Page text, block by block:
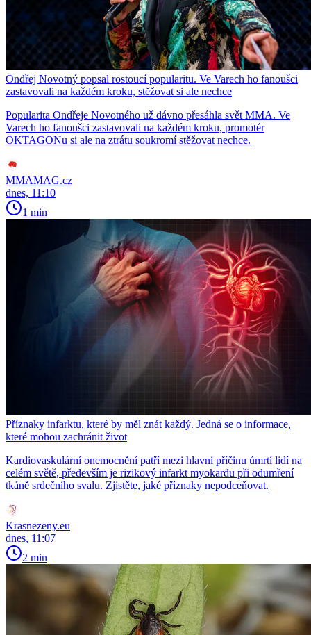
Ondřej Novotný popsal rostoucí popularitu. Ve Varech ho fanoušci
zastavovali na každém kroku, stěžovat si ale nechce
Popularita Ondřeje Novotného už dávno přesáhla svět MMA. Ve
Varech ho fanoušci zastavovali na každém kroku, promotér
OKTAGONu si ale na ztrátu soukromí stěžovat nechce.
MMAMAG.cz
dnes, 11:10
1 min
Příznaky infarktu, které by měl znát každý. Jedná se o informace,
které mohou zachránit život
Kardiovaskulární onemocnění patří mezi hlavní příčinu úmrtí lidí na
celém světě, především je rizikový infarkt myokardu při odumření
tkáně srdečního svalu. Zjistěte, jaké příznaky nepodceňovat.
Krasnezeny.eu
dnes, 11:07
2 min